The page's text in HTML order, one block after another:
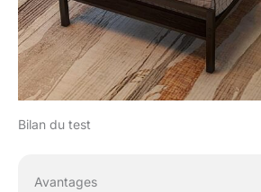
Bilan du test
Avantages